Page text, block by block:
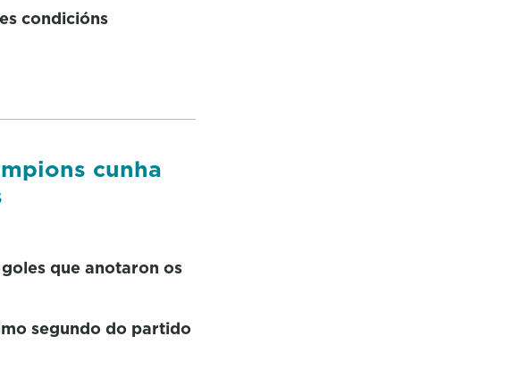
condicións
cunha
que anotaron os
segundo do partido